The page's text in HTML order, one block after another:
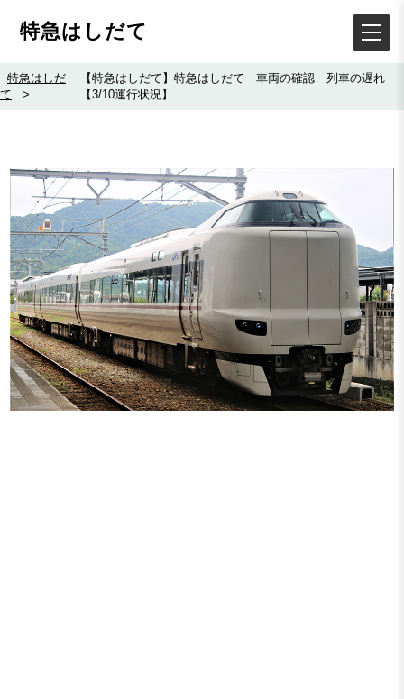
特急はしだて
特急はしだ
て
>
【特急はしだて】特急はしだて 車両の確認 列車の遅れ
【3/10運行状況】